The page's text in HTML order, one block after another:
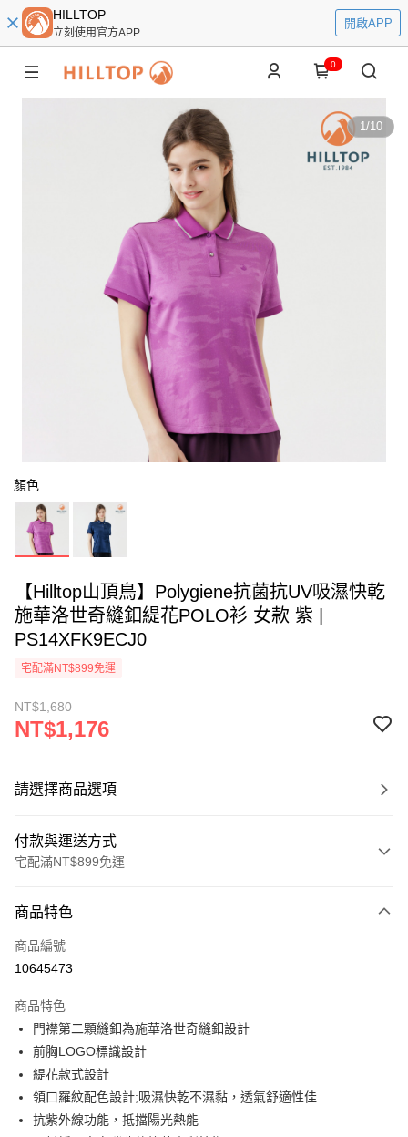
HILLTOP
立刻使用官方APP
開啟APP
0
1/10
顏色
【Hilltop山頂鳥】Polygiene抗菌抗UV吸濕快乾
施華洛世奇縫釦緹花POLO衫 女款 紫 |
PS14XFK9ECJ0
宅配滿NT$899免運
NT$1,680
NT$1,176
請選擇商品選項
付款與運送方式
宅配滿NT$899免運
信用卡一次付款
LINE Pay
悠遊付
Google Pay
運送方式
商品特色
商品編號
10645473
商品特色
門襟第二顆縫釦為施華洛世奇縫釦設計
前胸LOGO標識設計
緹花款式設計
領口羅紋配色設計;吸濕快乾不濕黏，透氣舒適性佳
抗紫外線功能，抵擋陽光熱能